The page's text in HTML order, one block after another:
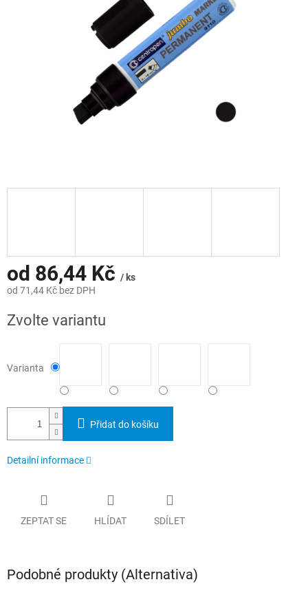
od 86,44 Kč / ks
od 71,44 Kč bez DPH
cena:
Zvolte variantu
Varianta
Přidat do košíku
Detailní informace
ZEPTAT SE HLÍDAT SDÍLET
Podobné produkty (Alternativa)